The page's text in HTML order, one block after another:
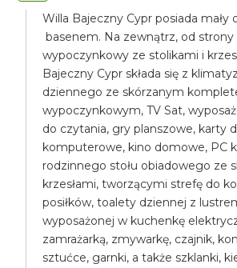
Willa Bajeczny Cypr posiada mały
basenem. Na zewnątrz, od strony
wypoczynkowy ze stolikami i
Bajeczny Cypr składa się z
dziennego ze skórzanym
wypoczynkowym, TV Sat,
do czytania, gry planszowe, karty
komputerowe, kino domowe, PC
rodzinnego stołu obiadowego ze
krzesłami, tworzącymi strefę do
posiłków, toalety dziennej z
wyposażonej w kuchenkę
zamrażarką, zmywarkę, czajnik,
sztućce, garnki, a także szklanki,